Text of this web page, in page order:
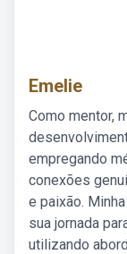
Emelie
Como mentor,
empregando
conexões
e paixão.
sua jornada
utilizando